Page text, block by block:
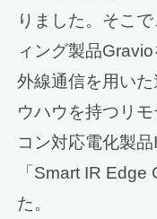
りました。そこ
ィング製品
外線通信を用い
ウハウを持つリ
コン対応電化製
「Smart IR
た。